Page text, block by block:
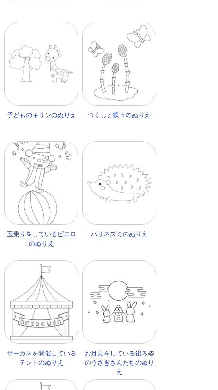
子どものキリンのぬりえ つくしと蝶々のぬりえ
玉乗りをしているピエロ
のぬりえ
ハリネズミのぬりえ
サーカスを開催している
テントのぬりえ
お月見をしている後ろ姿
のうさぎさんたちのぬり
え